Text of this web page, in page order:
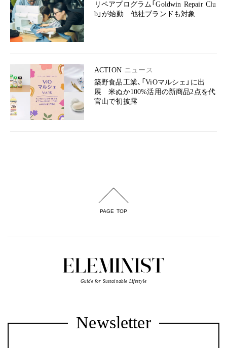
リペアプログラム「Goldwin Repair Clu
b」が始動 他社ブランドも対象
ACTION ニュース
築野食品工業、「ViOマルシェ」に出
展 米ぬか100%活用の新商品2点を代
官山で初披露
PAGE TOP
Guide for Sustainable Lifestyle
Newsletter